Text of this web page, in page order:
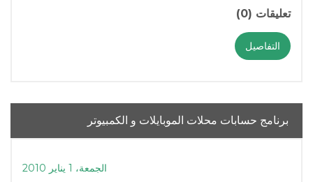
تعليقات (0)
التفاصيل
برنامج حسابات محلات الموبايلات و الكمبيوتر
الجمعة، 1 يناير 2010